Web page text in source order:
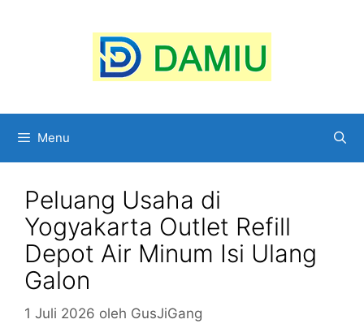
Menu
Peluang Usaha di
Yogyakarta Outlet Refill
Depot Air Minum Isi Ulang
Galon
1 Juli 2026 oleh GusJiGang